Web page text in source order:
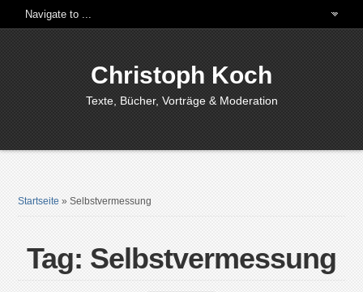
Christoph Koch
Texte, Bücher, Vorträge & Moderation
Startseite »Selbstvermessung
Tag: Selbstvermessung